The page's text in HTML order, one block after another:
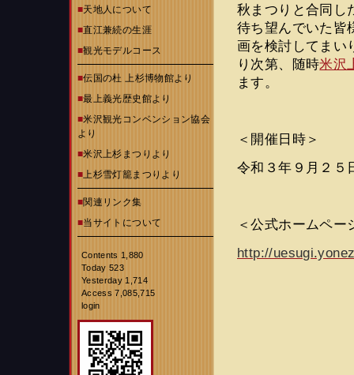
■天地人について
■直江兼続の生涯
■観光モデルコース
■伝国の杜 上杉博物館より
■最上義光歴史館より
■米沢観光コンベンション協会
より
■米沢上杉まつりより
■上杉雪灯籠まつりより
■関連リンク集
■当サイトについて
Contents 1,880
Today 523
Yesterday 1,714
Access 7,085,715
login
秋まつりと合同し
待ち望んでいた皆
画を検討してまい
り次第、随時米沢
ます。
＜開催日時＞
令和３年９月２５
＜公式ホームペー
http://